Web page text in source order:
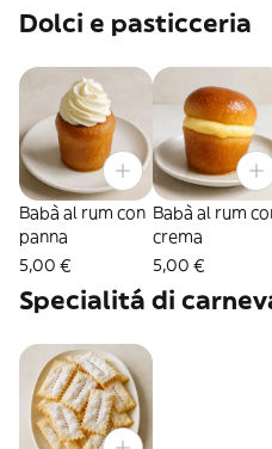
Dolci e pasticceria
Babà al rum con
panna
5,00 €
Babà al rum
crema
5,00 €
Specialitá di